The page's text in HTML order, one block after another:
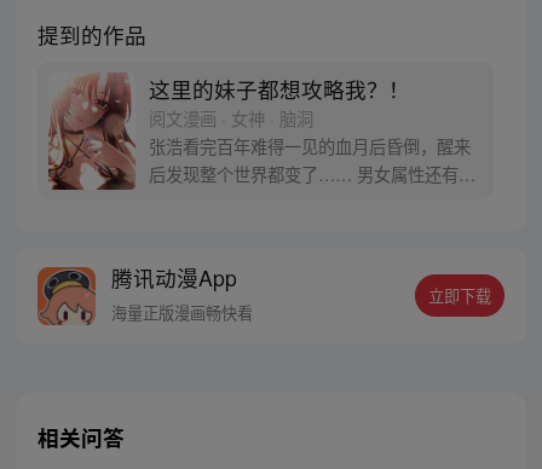
提到的作品
这里的妹子都想攻略我？！
阅文漫画 · 女神 · 脑洞
张浩看完百年难得一见的血月后昏倒，醒来
后发现整个世界都变了…… 男女属性还有观
人看不起，甚至找不到男人。 女追男很正
常，男追女叫倒追…… “在这个妹子都倒追
腾讯动漫App
海量正版漫画畅快看
立即下载
相关问答